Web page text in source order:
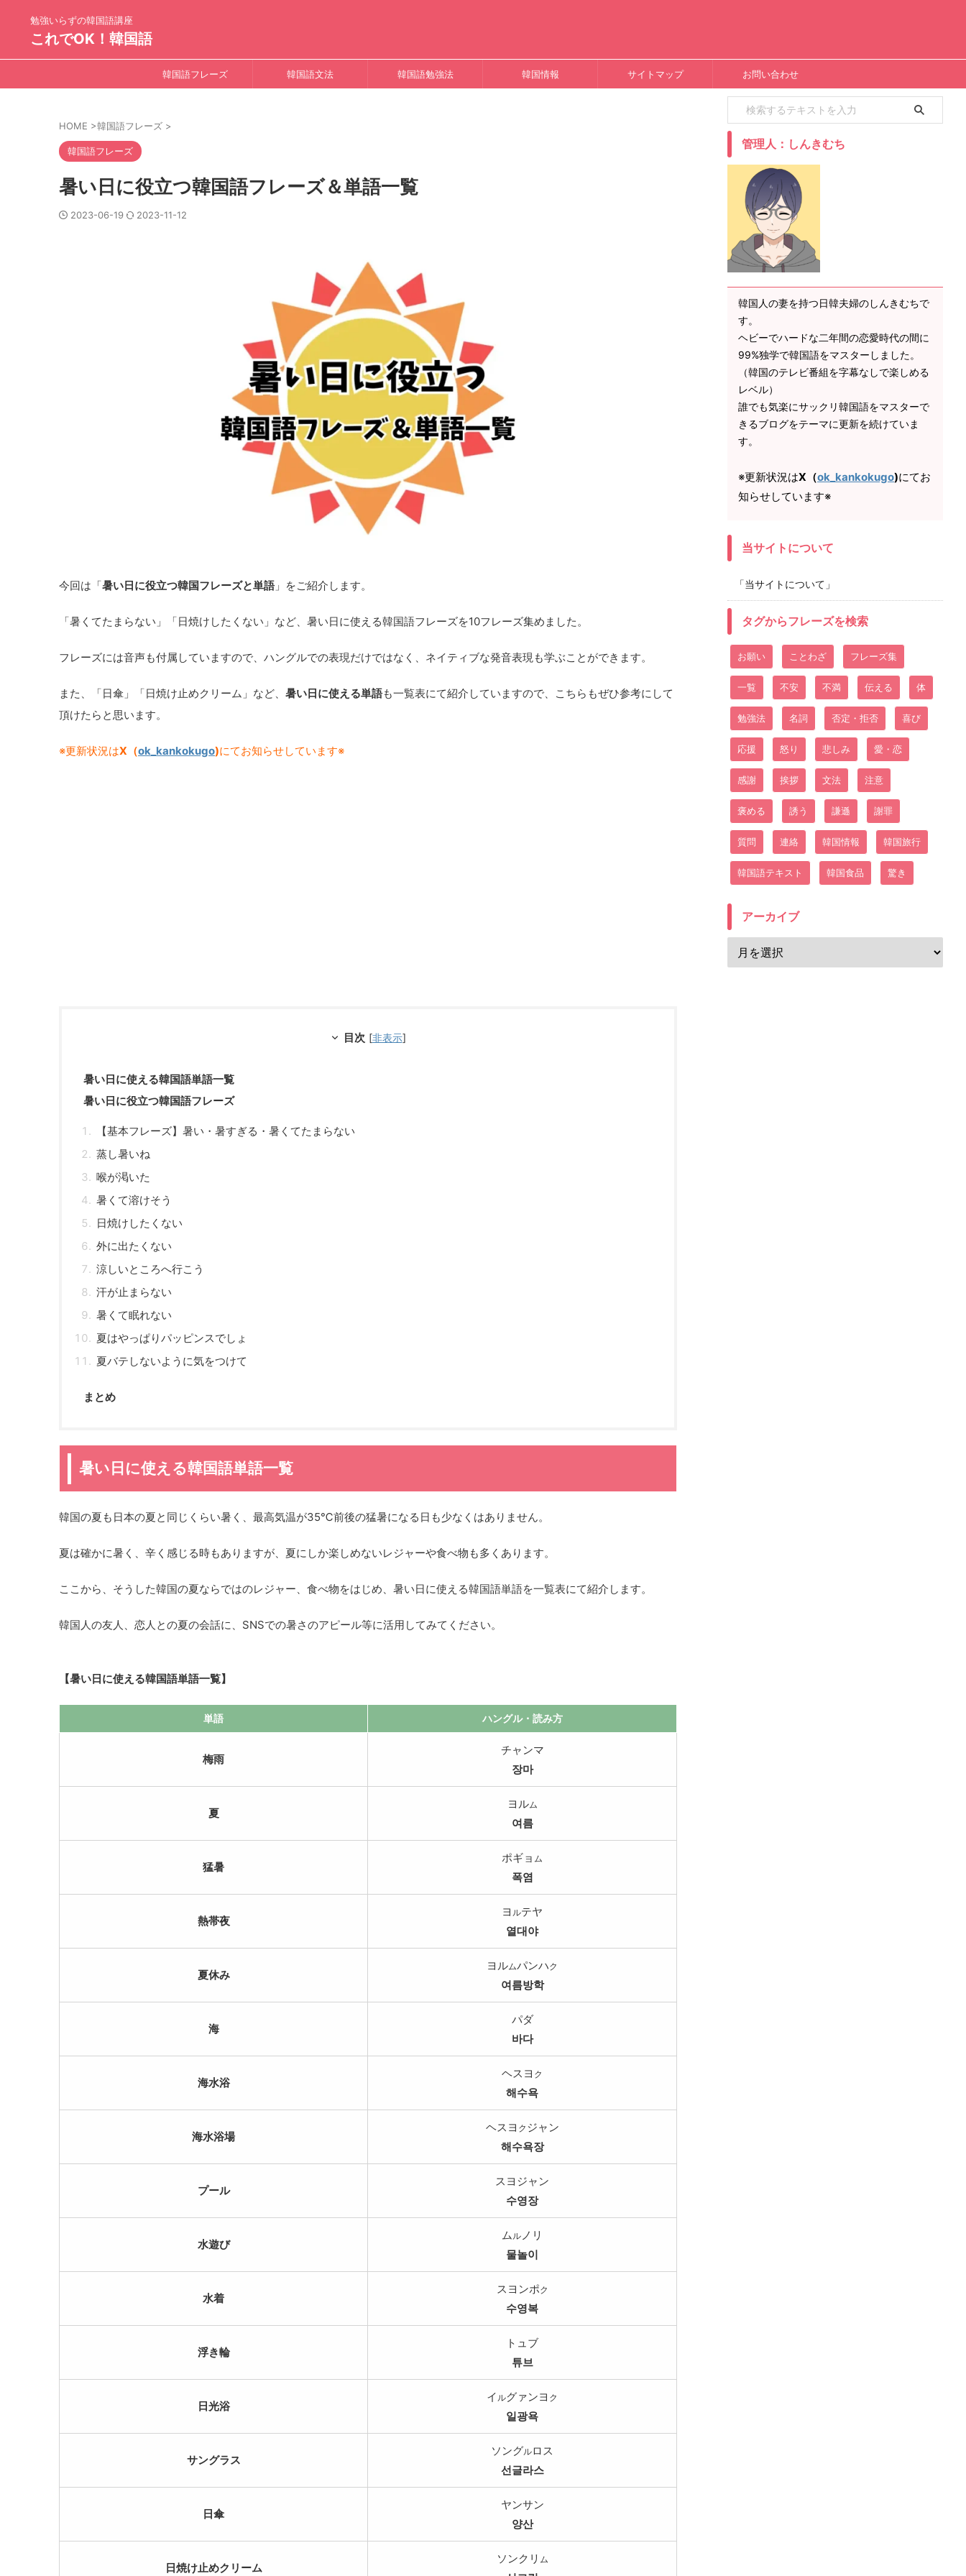
勉強いらずの韓国語講座
これでOK！韓国語
韓国語フレーズ 韓国語文法 韓国語勉強法 韓国情報 サイトマップ お問い合わせ
HOME >韓国語フレーズ >
韓国語フレーズ
暑い日に役立つ韓国語フレーズ＆単語一覧
2023-06-19 2023-11-12
今回は「暑い日に役立つ韓国フレーズと単語」をご紹介します。
「暑くてたまらない」「日焼けしたくない」など、暑い日に使える韓国語フレーズを10フレーズ集めました。
フレーズには音声も付属していますので、ハングルでの表現だけではなく、ネイティブな発音表現も学ぶことができます。
また、「日傘」「日焼け止めクリーム」など、 暑い日に使える単語も一覧表にて紹介していますので、こちらもぜひ参考にして
頂けたらと思います。
※更新状況はX（ok_kankokugo)にてお知らせしています※
目次 [非表示]
暑い日に使える韓国語単語一覧
暑い日に役立つ韓国語フレーズ
【基本フレーズ】暑い・暑すぎる・暑くてたまらない
蒸し暑いね
喉が渇いた
暑くて溶けそう
日焼けしたくない
外に出たくない
涼しいところへ行こう
汗が止まらない
暑くて眠れない
夏はやっぱりパッピンスでしょ
夏バテしないように気をつけて
まとめ
暑い日に使える韓国語単語一覧
韓国の夏も日本の夏と同じくらい暑く、最高気温が35℃前後の猛暑になる日も少なくはありません。
夏は確かに暑く、辛く感じる時もありますが、夏にしか楽しめないレジャーや食べ物も多くあります。
ここから、そうした韓国の夏ならではのレジャー、食べ物をはじめ、暑い日に使える韓国語単語を一覧表にて紹介します。
韓国人の友人、恋人との夏の会話に、SNSでの暑さのアピール等に活用してみてください。
【暑い日に使える韓国語単語一覧】
単語 ハングル・読み方
梅雨
チャンマ
장마
夏
ヨルム
여름
猛暑
ポギョ ム
폭염
熱帯夜
ヨ ルテヤ
열대야
夏休み
ヨルムパンハク
여름방학
海
パダ
바다
海水浴
ヘスヨ ク
해수욕
海水浴場
ヘスヨ ク ジャン
해수욕장
プール
スヨジャン
수영장
水遊び
ムル ノリ
물놀이
水着
スヨンポク
수영복
浮き輪
トュブ
튜브
日光浴
イ ルグァンヨ ク
일광욕
サングラス
ソングルロス
선글라스
日傘
ヤンサン
양산
日焼け止めクリーム
ソンクリ ム
管理人：しんきむち
韓国人の妻を持つ日韓夫婦のしんきむちで
す。
ヘビーでハードな二年間の恋愛時代の間に
99%独学で韓国語をマスターしました。
（韓国のテレビ番組を字幕なしで楽しめる
レベル）
誰でも気楽にサックリ韓国語をマスターで
きるブログをテーマに更新を続けていま
す。
※更新状況はX（ok_kankokugo)にてお
知らせしています※
当サイトについて
「当サイトについて」
タグからフレーズを検索
お願い ことわざ フレーズ集
一覧 不安 不満 伝える 体
勉強法 名詞 否定・拒否 喜び
応援 怒り 悲しみ 愛・恋
感謝 挨拶 文法 注意
褒める 誘う 謙遜 謝罪
質問 連絡 韓国情報 韓国旅行
韓国語テキスト 韓国食品 驚き
アーカイブ